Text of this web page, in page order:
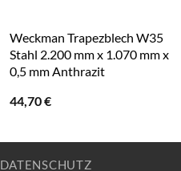
Weckman Trapezblech W35
Stahl 2.200 mm x 1.070 mm x
0,5 mm Anthrazit
44,70€
DATENSCHUTZ